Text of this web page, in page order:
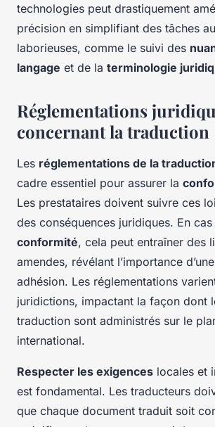
technologies peut drastiquement
précision en simplifiant des tâches
laborieuses, comme le suivi des
langage et de la terminologie
Réglementations
concernant la traduction
Les réglementations de la
cadre essentiel pour assurer la
Les prestataires doivent suivre ces
des conséquences juridiques. En
conformité, cela peut entraîner des
amendes, révélant l’importance
adhésion. Les réglementations
juridictions, impactant la façon dont
traduction sont administrés sur le
international.
Respecter les exigences locales et
est fondamental. Les traducteurs
que chaque document traduit soit